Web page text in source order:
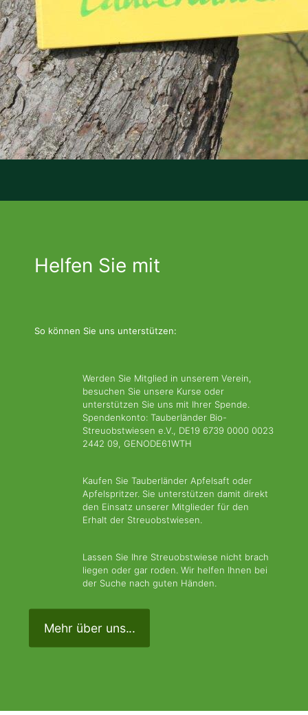
Helfen Sie mit
So können Sie uns unterstützen:
Werden Sie Mitglied in unserem Verein,
besuchen Sie unsere Kurse oder
unterstützen Sie uns mit Ihrer Spende.
Spendenkonto: Tauberländer Bio-
Streuobstwiesen e.V., DE19 6739 0000 0023
2442 09, GENODE61WTH
Kaufen Sie Tauberländer Apfelsaft oder
Apfelspritzer. Sie unterstützen damit direkt
den Einsatz unserer Mitglieder für den
Erhalt der Streuobstwiesen.
Lassen Sie Ihre Streuobstwiese nicht brach
liegen oder gar roden. Wir helfen Ihnen bei
der Suche nach guten Händen.
Mehr über uns...